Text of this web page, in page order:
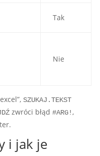
Tak
Nie
SZUKAJ.TEKST
zwróci błąd #ARG!,
i jak je